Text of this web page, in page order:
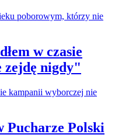
w czasie
zejdę nigdy"
Pucharze Polski